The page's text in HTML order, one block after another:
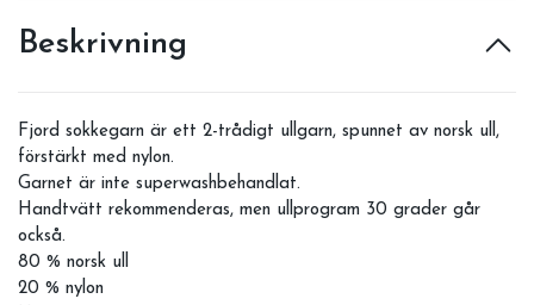
Beskrivning
Fjord sokkegarn är ett 2-trådigt ullgarn, spunnet av norsk ull,
förstärkt med nylon.
Garnet är inte superwashbehandlat.
Handtvätt rekommenderas, men ullprogram 30 grader går
också.
80 % norsk ull
20 % nylon